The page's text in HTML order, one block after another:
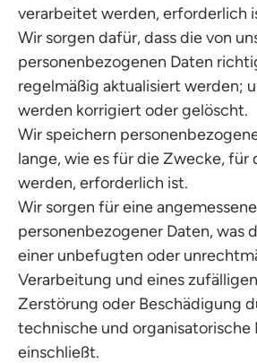
verarbeitet werden, erforderlich
Wir sorgen dafür, dass die von
personenbezogenen Daten
regelmäßig aktualisiert werden;
werden korrigiert oder gelöscht.
Wir speichern
lange, wie es für die Zwecke, für
werden, erforderlich ist.
Wir sorgen für eine
personenbezogener Daten, was
einer unbefugten oder
Verarbeitung und eines
Zerstörung oder Beschädigung
technische und organisatorische
einschließt.